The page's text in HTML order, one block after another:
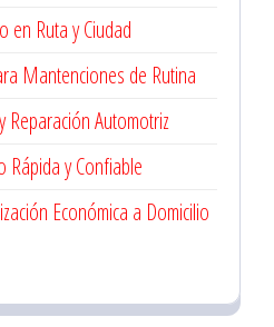
en Ruta y Ciudad
Mantenciones de Rutina
Reparación Automotriz
Rápida y Confiable
Económica a Domicilio